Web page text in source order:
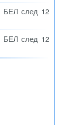
БЕЛ след 12
БЕЛ след 12